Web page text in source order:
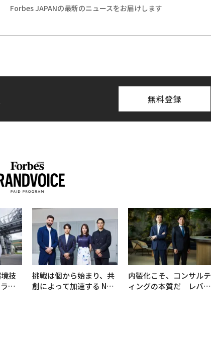
Forbes JAPANの最新のニュースをお届けします
無料登録
技
を
挑戦は個から始まり、共
創によって加速する NOR
内製化こそ、コンサルテ
ィングの本質だ レバレ